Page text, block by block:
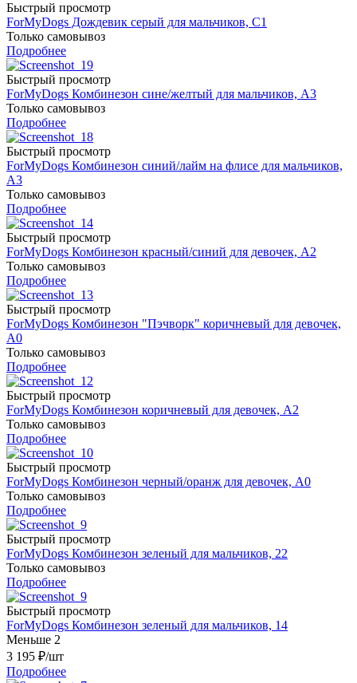
Быстрый просмотр
ForMyDogs Дождевик серый для мальчиков, C1
Только самовывоз
Подробнее
Быстрый просмотр
ForMyDogs Комбинезон сине/желтый для мальчиков, A3
Только самовывоз
Подробнее
Быстрый просмотр
ForMyDogs Комбинезон синий/лайм на флисе для мальчиков,
A3
Только самовывоз
Подробнее
Быстрый просмотр
ForMyDogs Комбинезон красный/синий для девочек, A2
Только самовывоз
Подробнее
Быстрый просмотр
ForMyDogs Комбинезон "Пэчворк" коричневый для девочек,
A0
Только самовывоз
Подробнее
Быстрый просмотр
ForMyDogs Комбинезон коричневый для девочек, A2
Только самовывоз
Подробнее
Быстрый просмотр
ForMyDogs Комбинезон черный/оранж для девочек, A0
Только самовывоз
Подробнее
Быстрый просмотр
ForMyDogs Комбинезон зеленый для мальчиков, 22
Только самовывоз
Подробнее
Быстрый просмотр
ForMyDogs Комбинезон зеленый для мальчиков, 14
Меньше 2
3 195 ₽/шт
Подробнее